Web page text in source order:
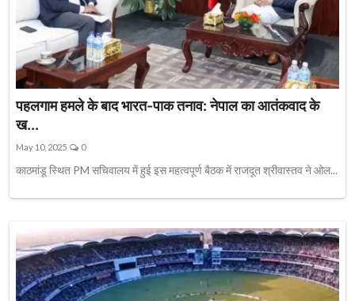
पहलगाम हमले के बाद भारत-पाक तनाव: नेपाल का आतंकवाद के
ख...
May 10, 2025 0
काठमांडू स्थित PM सचिवालय में हुई इस महत्वपूर्ण बैठक में राजदूत श्रीवास्तव ने ओल...